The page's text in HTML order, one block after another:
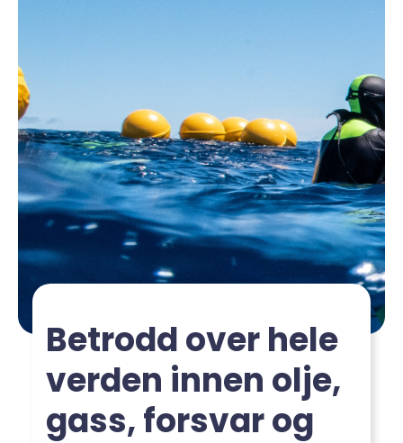
Betrodd over hele
verden innen olje,
gass, forsvar og